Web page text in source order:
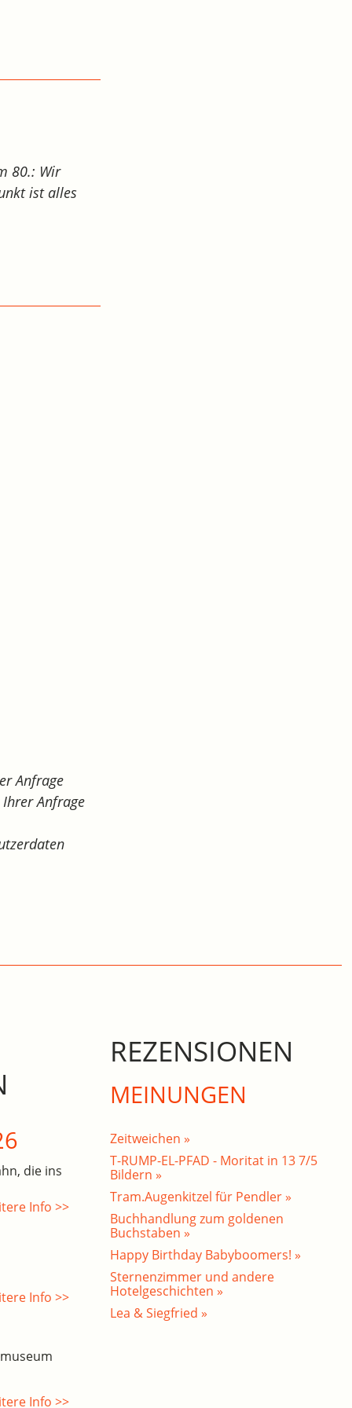
80.: Wir
ist alles
Anfrage
Anfrage
die ins
Info >>
Info >>
Info >>
REZENSIONEN
MEINUNGEN
Zeitweichen »
T-RUMP-EL-PFAD - Moritat in 13 7/5
Bildern »
Tram.Augenkitzel für Pendler »
Buchhandlung zum goldenen
Buchstaben »
Happy Birthday Babyboomers! »
Sternenzimmer und andere
Hotelgeschichten »
Lea & Siegfried »